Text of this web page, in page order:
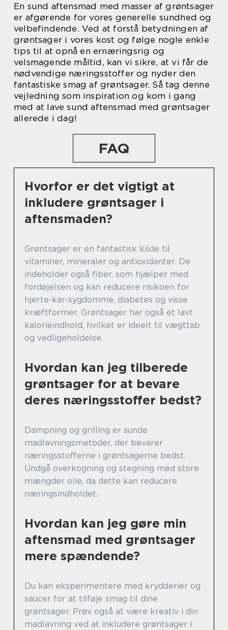
En sund aftensmad med masser af grøntsager
er afgørende for vores generelle sundhed og
velbefindende. Ved at forstå betydningen af
grøntsager i vores kost og følge nogle enkle
tips til at opnå en ernæringsrig og
velsmagende måltid, kan vi sikre, at vi får de
nødvendige næringsstoffer og nyder den
fantastiske smag af grøntsager. Så tag denne
vejledning som inspiration og kom i gang
med at lave sund aftensmad med grøntsager
allerede i dag!
FAQ
Hvorfor er det vigtigt at
inkludere grøntsager i
aftensmaden?
Grøntsager er en fantastisk kilde til
vitaminer, mineraler og antioxidanter. De
indeholder også fiber, som hjælper med
fordøjelsen og kan reducere risikoen for
hjerte-kar-sygdomme, diabetes og visse
kræftformer. Grøntsager har også et lavt
kalorieindhold, hvilket er ideelt til vægttab
og vedligeholdelse.
Hvordan kan jeg tilberede
grøntsager for at bevare
deres næringsstoffer bedst?
Dampning og grilling er sunde
madlavningsmetoder, der bevarer
næringsstofferne i grøntsagerne bedst.
Undgå overkogning og stegning med store
mængder olie, da dette kan reducere
næringsindholdet.
Hvordan kan jeg gøre min
aftensmad med grøntsager
mere spændende?
Du kan eksperimentere med krydderier og
saucer for at tilføje smag til dine
grøntsager. Prøv også at være kreativ i din
madlavning ved at inkludere grøntsager i